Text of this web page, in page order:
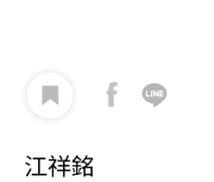
江祥銘